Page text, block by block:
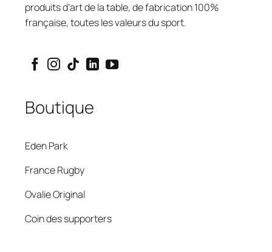
produits d’art de la table, de fabrication 100%
française, toutes les valeurs du sport.
Boutique
Eden Park
France Rugby
Ovalie Original
Coin des supporters